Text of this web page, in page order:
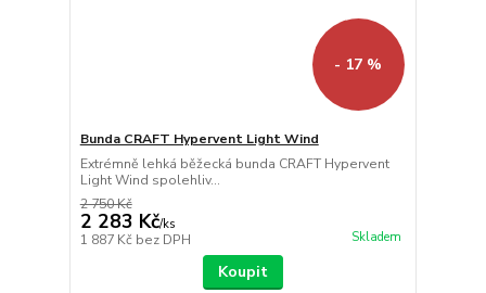
- 17 %
Bunda CRAFT Hypervent Light Wind
Extrémně lehká běžecká bunda CRAFT Hypervent
Light Wind spolehliv...
2 750 Kč
2 283 Kč/ks
1 887 Kč bez DPH Skladem
Koupit